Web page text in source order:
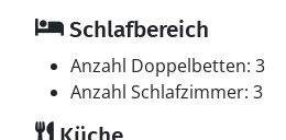
Schlafbereich
Anzahl Doppelbetten: 3
Anzahl Schlafzimmer: 3